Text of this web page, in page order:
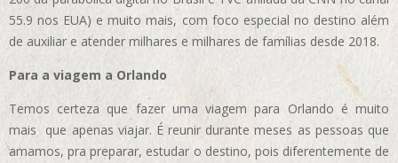
55.9 nos EUA) e muito mais, com foco especial no destino além
de auxiliar e atender milhares e milhares de famílias desde 2018.
Para a viagem a Orlando
Temos certeza que fazer uma viagem para Orlando é muito
mais que apenas viajar. É reunir durante meses as pessoas que
amamos, pra preparar, estudar o destino, pois diferentemente de